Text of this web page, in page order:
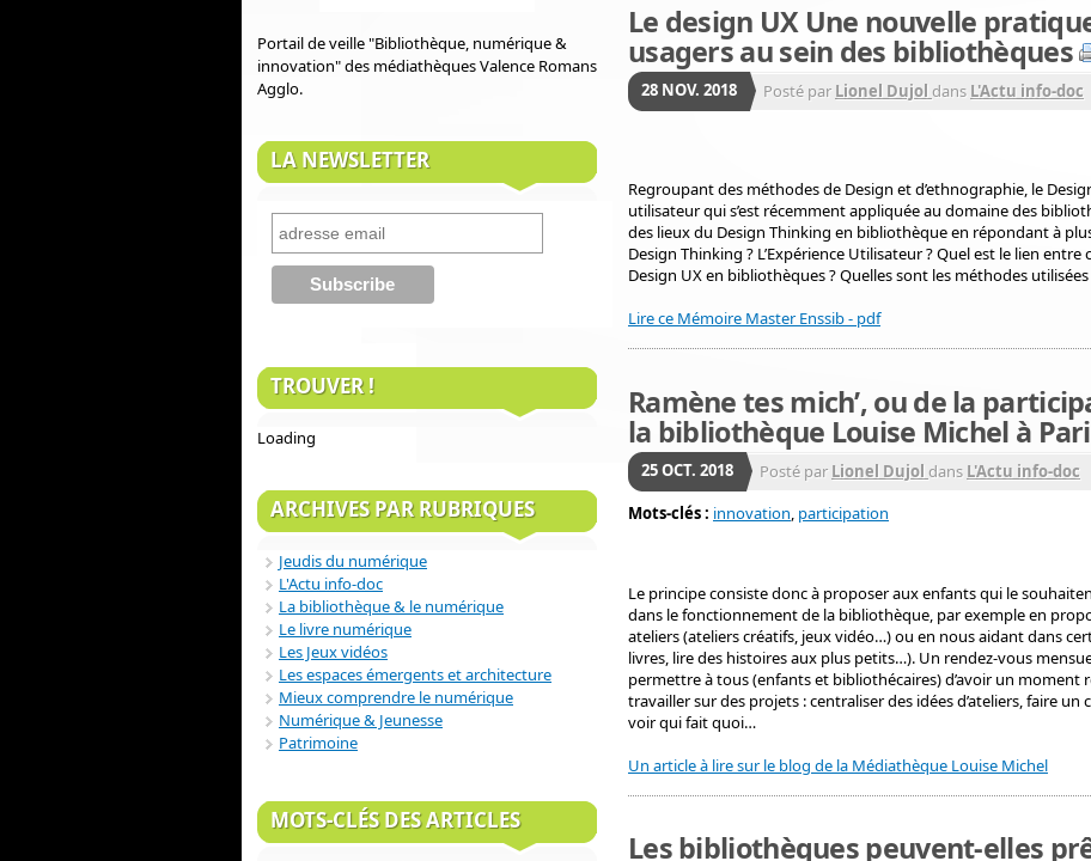
Le design UX Une nouvelle
usagers au sein des bibliothèques
28 NOV. 2018 Posté par Lionel Dujol dans L'Actu info-doc
Regroupant des méthodes de Design et d’ethnographie, le
utilisateur qui s’est récemment appliquée au domaine des
des lieux du Design Thinking en bibliothèque en répondant à
Design Thinking ? L’Expérience Utilisateur ? Quel est le lien
Design UX en bibliothèques ? Quelles sont les méthodes
Lire ce Mémoire Master Enssib - pdf
Ramène tes mich’, ou de la
la bibliothèque Louise Michel à
25OCT. 2018 Posté par Lionel Dujol dans L'Actu info-doc
Mots-clés : innovation, participation
Le principe consiste donc à proposer aux enfants qui le
dans le fonctionnement de la bibliothèque, par exemple en
ateliers (ateliers créatifs, jeux vidéo…) ou en nous aidant dans
livres, lire des histoires aux plus petits…). Un rendez-vous
permettre à tous (enfants et bibliothécaires) d’avoir un moment
travailler sur des projets : centraliser des idées d’ateliers, faire
voir qui fait quoi…
Un article à lire sur le blog de la Médiathèque Louise Michel
Les bibliothèques peuvent-elles
Portail de veille "Bibliothèque, numérique &
innovation" des médiathèques Valence Romans
Agglo.
LA NEWSLETTER
TROUVER !
Loading
ARCHIVES PAR RUBRIQUES
Jeudis du numérique
L'Actu info-doc
La bibliothèque & le numérique
Le livre numérique
Les Jeux vidéos
Les espaces émergents et architecture
Mieux comprendre le numérique
Numérique & Jeunesse
Patrimoine
MOTS-CLÉS DES ARTICLES